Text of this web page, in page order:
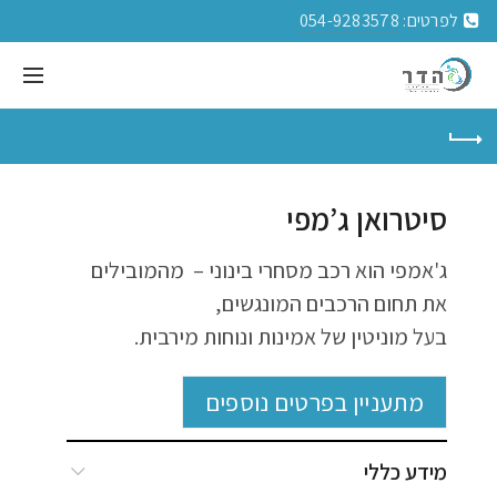
לפרטים: 054-9283578
סיטרואן ג’מפי
ג'אמפי הוא רכב מסחרי בינוני – מהמובילים
את תחום הרכבים המונגשים,
בעל מוניטין של אמינות ונוחות מירבית.
מתעניין בפרטים נוספים
מידע כללי